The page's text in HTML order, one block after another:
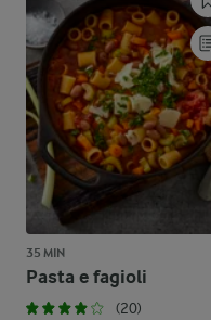
35 MIN
Pasta e fagioli
(20)